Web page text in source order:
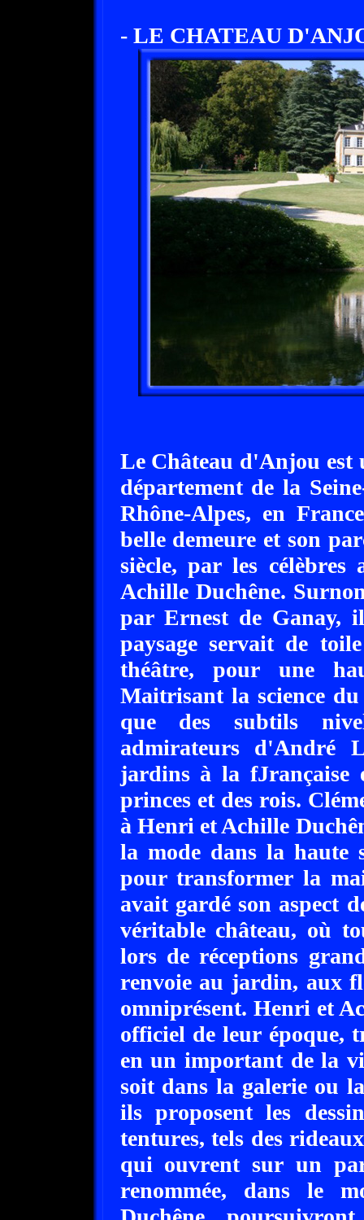
- LE CHATEAU
Le Château d'Anjou est
département de la
Rhône-Alpes, en
belle demeure et son
siècle, par les célèbres
Achille Duchêne.
par Ernest de Ganay,
paysage servait de
théâtre, pour une
Maitrisant la science
que des subtils
admirateurs d'André
jardins à la fJrançaise
princes et des rois.
à Henri et Achille
la mode dans la haute
pour transformer la
avait gardé son aspect
véritable château, où
lors de réceptions
renvoie au jardin, aux
omniprésent. Henri et
officiel de leur époque,
en un important de la
soit dans la galerie ou
ils proposent les
tentures, tels des
qui ouvrent sur un
renommée, dans le